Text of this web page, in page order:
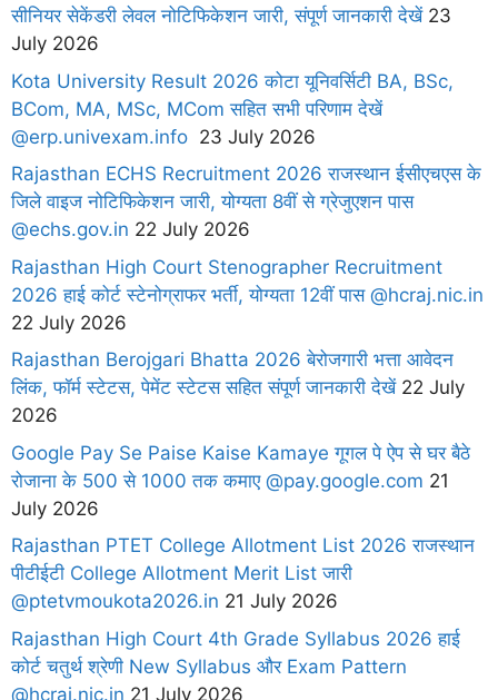
सीनियर सेकेंडरी लेवल नोटिफिकेशन जारी, संपूर्ण जानकारी देखें23
July 2026
Kota University Result 2026 कोटा यूनिवर्सिटी BA, BSc,
BCom, MA, MSc, MCom सहित सभी परिणाम देखें
@erp.univexam.info 23 July 2026
Rajasthan ECHS Recruitment 2026 राजस्थान ईसीएचएस के
जिले वाइज नोटिफिकेशन जारी, योग्यता 8वीं से ग्रेजुएशन पास
@echs.gov.in 22 July 2026
Rajasthan High Court Stenographer Recruitment
2026 हाई कोर्ट स्टेनोग्राफर भर्ती, योग्यता 12वीं पास @hcraj.nic.in
22 July 2026
Rajasthan Berojgari Bhatta 2026 बेरोजगारी भत्ता आवेदन
लिंक, फॉर्म स्टेटस, पेमेंट स्टेटस सहित संपूर्ण जानकारी देखें22 July
2026
Google Pay Se Paise Kaise Kamaye गूगल पे ऐप से घर बैठे
रोजाना के 500 से 1000 तक कमाए @pay.google.com 21
July 2026
Rajasthan PTET College Allotment List 2026 राजस्थान
पीटीईटी College Allotment Merit List जारी
@ptetvmoukota2026.in 21 July 2026
Rajasthan High Court 4th Grade Syllabus 2026 हाई
कोर्ट चतुर्थ श्रेणी New Syllabus और Exam Pattern
@hcraj.nic.in 21 July 2026